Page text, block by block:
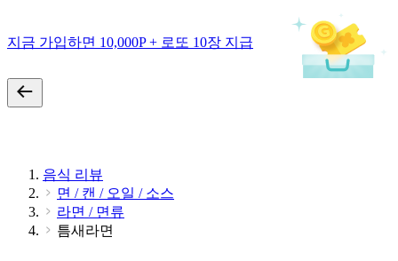
지금 가입하면 10,000P + 로또 10장 지급
음식 리뷰
면 / 캔 / 오일 / 소스
라면 / 면류
틈새라면